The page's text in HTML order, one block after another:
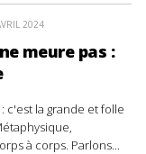
2024
meure pas :
c'est la grande et folle
à corps. Parlons...